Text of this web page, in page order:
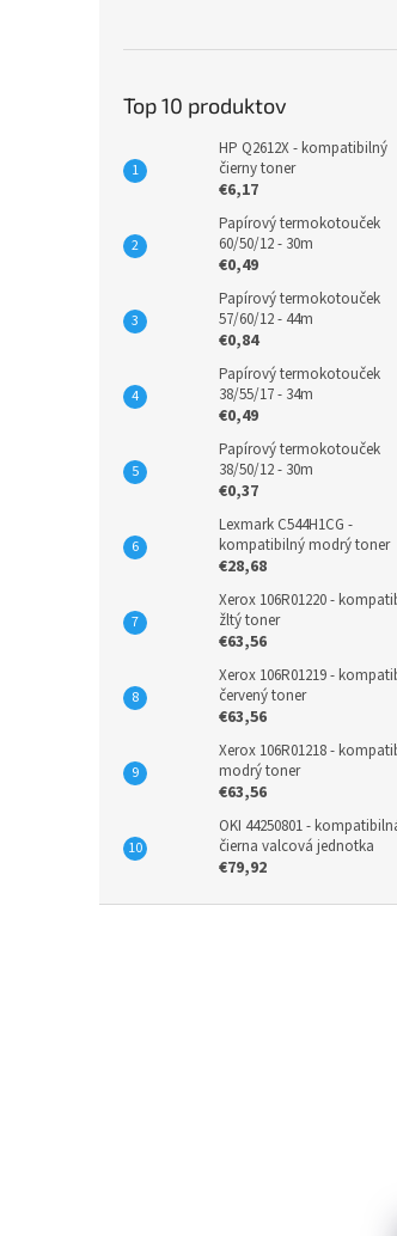
Top 10 produktov
HP Q2612X - kompatibilný
čierny toner
€6,17
Papírový termokotouček
60/50/12 - 30m
€0,49
Papírový termokotouček
57/60/12 - 44m
€0,84
Papírový termokotouček
38/55/17 - 34m
€0,49
Papírový termokotouček
38/50/12 - 30m
€0,37
Lexmark C544H1CG -
kompatibilný modrý toner
€28,68
Xerox 106R01220 -
žltý toner
€63,56
Xerox 106R01219 -
červený toner
€63,56
Xerox 106R01218 -
modrý toner
€63,56
OKI 44250801 -
čierna valcová jednotka
€79,92